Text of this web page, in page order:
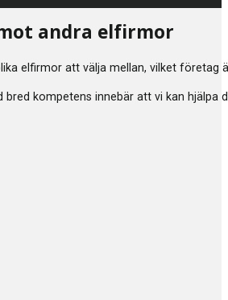
andra elfirmor
elfirmor att välja mellan, vilket
bred kompetens innebär att vi kan